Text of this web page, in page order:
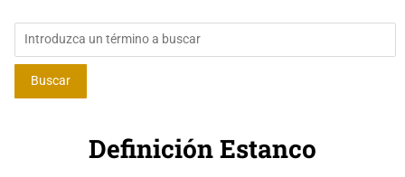
Definición Estanco